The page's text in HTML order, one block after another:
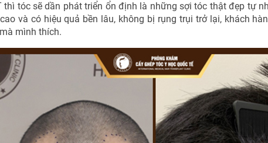
thì tóc sẽ dần phát triển ổn định là những sợi tóc thật đẹp tự
và có hiệu quả bền lâu, không bị rụng trụi trở lại, khách
mình thích.